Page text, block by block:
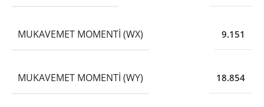
MUKAVEMET MOMENTI (WX) 9.151
MUKAVEMET MOMENTI (WY) 18.854